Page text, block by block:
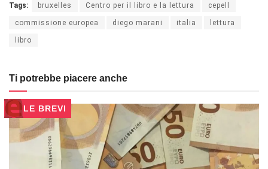
Tags: bruxelles Centro per il libro e la lettura cepell
commissione europea diego marani italia lettura
libro
Ti potrebbe piacere anche
LE BREVI